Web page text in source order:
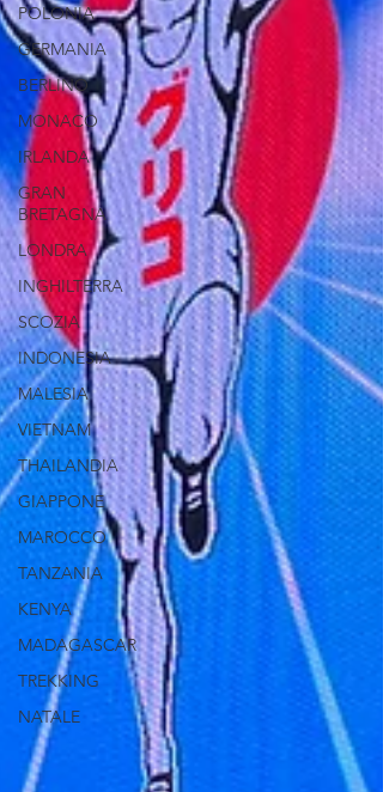
POLONIA
GERMANIA
BERLINO
MONACO
IRLANDA
GRAN
BRETAGNA
LONDRA
INGHILTERRA
SCOZIA
INDONESIA
MALESIA
VIETNAM
THAILANDIA
GIAPPONE
MAROCCO
TANZANIA
KENYA
MADAGASCAR
TREKKING
NATALE